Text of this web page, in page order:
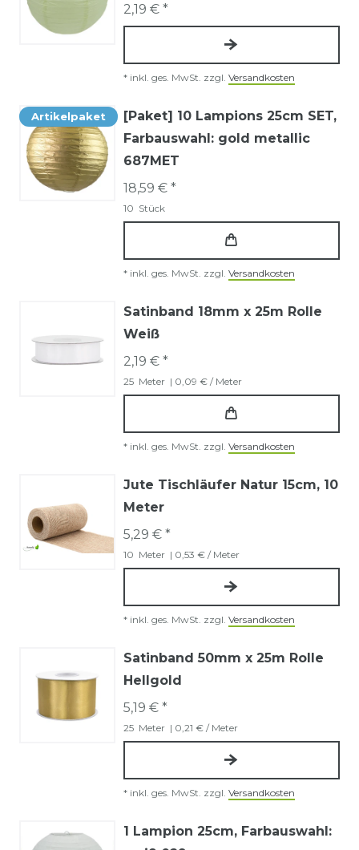
2,19 € *
* inkl. ges. MwSt. zzgl. Versandkosten
Artikelpaket [Paket] 10 Lampions 25cm SET,
Farbauswahl: gold metallic
687MET
18,59 € *
10 Stück
* inkl. ges. MwSt. zzgl. Versandkosten
Satinband 18mm x 25m Rolle
Weiß
2,19 € *
25 Meter | 0,09 € / Meter
* inkl. ges. MwSt. zzgl. Versandkosten
Jute Tischläufer Natur 15cm, 10
Meter
5,29 € *
10 Meter | 0,53 € / Meter
* inkl. ges. MwSt. zzgl. Versandkosten
Satinband 50mm x 25m Rolle
Hellgold
5,19 € *
25 Meter | 0,21 € / Meter
* inkl. ges. MwSt. zzgl. Versandkosten
1 Lampion 25cm, Farbauswahl: